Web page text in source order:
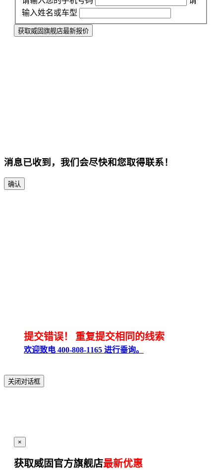
输入姓名或车型
获取威固旗舰店最新报价
消息已收到，我们会尽快和您取得联系！
确认
提交错误！ 重复提交相同的线索
欢迎致电 400-808-1165 进行垂询。
关闭对话框
×
获取威固官方旗舰店最新优惠